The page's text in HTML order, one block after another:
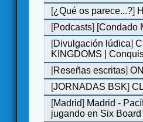
[¿Qué os parece...?]
[Podcasts] [Condado
[Divulgación lúdica]
KINGDOMS |
[Reseñas escritas]
[JORNADAS BSK]
[Madrid] Madrid -
jugando en Six